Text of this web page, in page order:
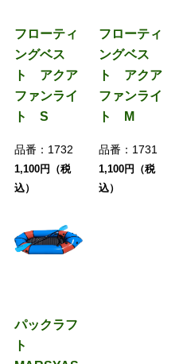
フローティ
ングベス
ト アクア
ファンライ
ト S
品番： 1732
1,100円（税
込）
フローティ
ングベス
ト アクア
ファンライ
ト M
品番： 1731
1,100円（税
込）
パックラフ
ト